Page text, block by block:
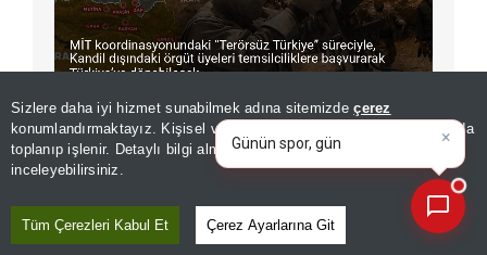
Sizlere daha iyi hizmet sunabilmek adına sitemizdeçerez
konumlandırmaktayız. Kişisel verileriniz, KVKK ve GDPR kapsamında
toplanıp işlenir. Detaylı bilgi almak içinAydınlatma Metnimizi
inceleyebilirsiniz.
Tüm Çerezleri Kabul Et Çerez Ayarlarına Git
Başlık
Bulaşma
Yolları
En yaygın yol, enfekte kenelerin insanı
ısırmasıdır. Ayrıca, enfekte hayvanların kan,
Günün spor, gündem ve
ekonomi gelişmelerini analiz
edin!|